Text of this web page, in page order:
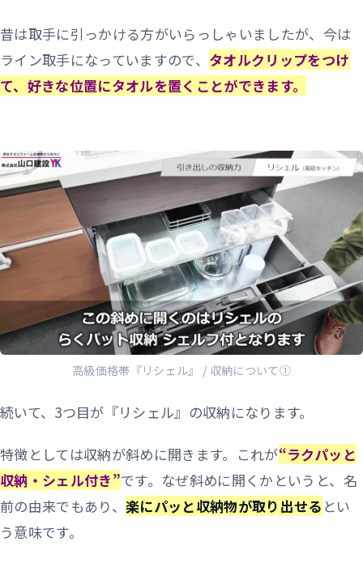
昔は取手に引っかける方がいらっしゃいましたが、今は
ライン取手になっていますので、 タオルクリップをつけ
て、好きな位置にタオルを置くことができます。
高級価格帯『リシェル』 / 収納について①
続いて、3つ目が『リシェル』の収納になります。
特徴としては収納が斜めに開きます。これが“ラクパッと
収納・シェル付き”です。なぜ斜めに開くかというと、名
前の由来でもあり、楽にパッと収納物が取り出せる とい
う意味です。